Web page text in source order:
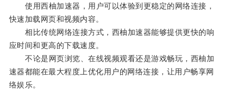
使用西柚加速器，用户可以体验到更稳定的网络连接，
快速加载网页和视频内容。
相比传统网络连接方式，西柚加速器能够提供更快的响
应时间和更高的下载速度。
不论是网页浏览、在线视频观看还是游戏畅玩，西柚加
速器都能在最大程度上优化用户的网络连接，让用户畅享网
络娱乐。